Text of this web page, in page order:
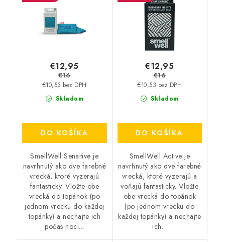
Skladom
€10,53 bez DPH
€12,95
€16
DO KOŠÍKA
SmellWell Sensitive je
navrhnutý ako dve farebné
vrecká, ktoré vyzerajú
fantasticky. Vložte obe
vrecká do topánok (po
jednom vrecku do každej
topánky) a nechajte ich
počas noci...
Skladom
€10,53 bez DPH
€12,95
€16
DO KOŠÍKA
SmellWell Active je
navrhnutý ako dve farebné
vrecká, ktoré vyzerajú a
voňajú fantasticky. Vložte
obe vrecká do topánok
(po jednom vrecku do
každej topánky) a nechajte
ich...